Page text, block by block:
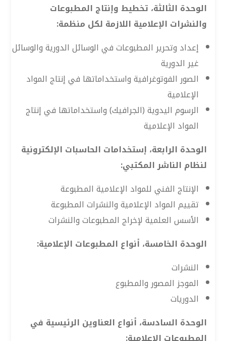
الوحدة الثالثة، تخطيط وإنتاج المطبوعات
والنشرات الإعلامية اللازمة لكل منظمة:
إعداد وتحرير المطبوعات في الوسائل الدورية والوسائل
غير الدورية
الصور الفوتوغرافية واستخداماتها في إنتاج المواد
الإعلامية
الرسوم اليدوية (الجرافيك) واستخداماتها في إنتاج
المواد الإعلامية
الوحدة الرابعة، إستخدامات الحاسبات الإلكترونية
لنظام الناشر المكتبي:
الإنتاج الفني للمواد الإعلامية المطبوعة
تقييم المواد الإعلامية والنشرات المطبوعة
الأسس العلمية لإخراج المطبوعات والنشرات
الوحدة الخامسة، أنواع المطبوعات الإعلامية:
النشرات
الموجز المصور والمطبوع
الدوريات
الوحدة السادسة، أنواع العناوين الرئيسية في